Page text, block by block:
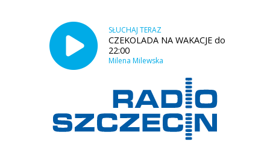
SŁUCHAJ TERAZ
CZEKOLADA NA WAKACJE do
22:00
Milena Milewska